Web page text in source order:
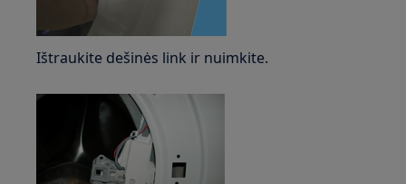
Ištraukite dešinės link ir nuimkite.